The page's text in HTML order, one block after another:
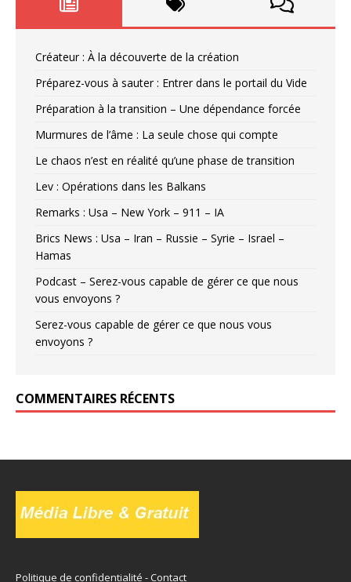
Créateur : À la découverte de la création
Préparez-vous à sauter : Entrer dans le portail du Vide
Préparation à la transition – Une dépendance forcée
Murmures de l’âme : La seule chose qui compte
Le chaos n’est en réalité qu’une phase de transition
Lev : Opérations dans les Balkans
Remarks : Usa – New York – 911 – IA
Brics News : Usa – Iran – Russie – Syrie – Israel –
Hamas
Podcast – Serez-vous capable de gérer ce que nous
vous envoyons ?
Serez-vous capable de gérer ce que nous vous
envoyons ?
COMMENTAIRES RÉCENTS
Politique de confidentialité -Contact